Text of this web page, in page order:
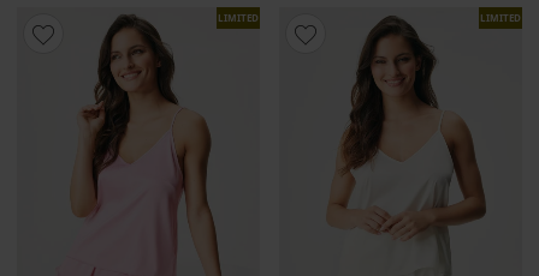
LIMITED LIMITED